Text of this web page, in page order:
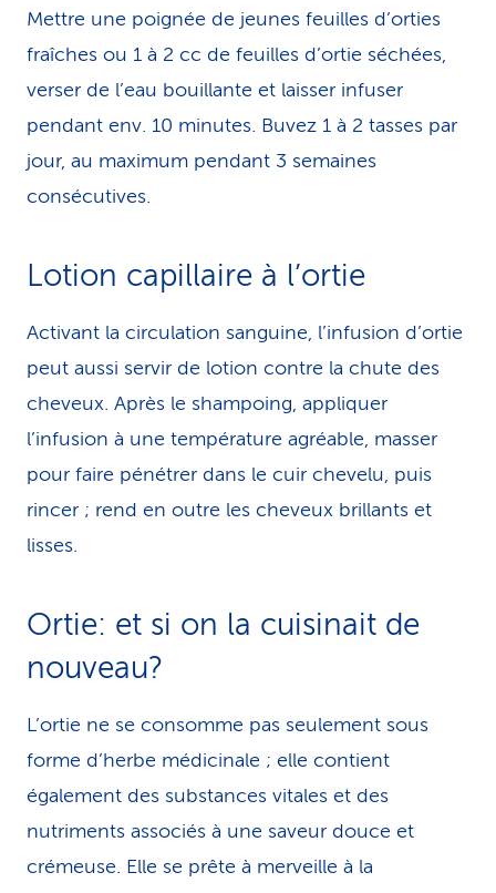
Mettre une poignée de jeunes feuilles d’orties
fraîches ou 1 à 2 cc de feuilles d’ortie séchées,
verser de l’eau bouillante et laisser infuser
pendant env. 10 minutes. Buvez 1 à 2 tasses par
jour, au maximum pendant 3 semaines
consécutives.
Lotion capillaire à l’ortie
Activant la circulation sanguine, l’infusion d’ortie
peut aussi servir de lotion contre la chute des
cheveux. Après le shampoing, appliquer
l’infusion à une température agréable, masser
pour faire pénétrer dans le cuir chevelu, puis
rincer ; rend en outre les cheveux brillants et
lisses.
Ortie: et si on la cuisinait de
nouveau?
L’ortie ne se consomme pas seulement sous
forme d’herbe médicinale ; elle contient
également des substances vitales et des
nutriments associés à une saveur douce et
crémeuse. Elle se prête à merveille à la